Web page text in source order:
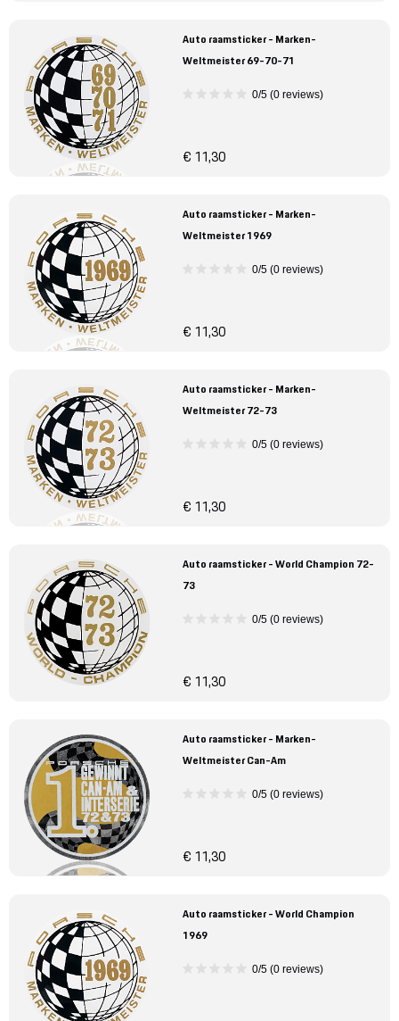
Auto raamsticker - Marken-
Weltmeister 69-70-71
0/5 (0 reviews)
€ 11,30
Auto raamsticker - Marken-
Weltmeister 1969
0/5 (0 reviews)
€ 11,30
Auto raamsticker - Marken-
Weltmeister 72-73
0/5 (0 reviews)
€ 11,30
Auto raamsticker - World Champion 72-
73
0/5 (0 reviews)
€ 11,30
Auto raamsticker - Marken-
Weltmeister Can-Am
0/5 (0 reviews)
€ 11,30
Auto raamsticker - World Champion
1969
0/5 (0 reviews)